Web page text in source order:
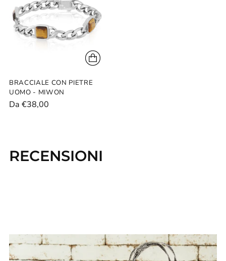
carrello...
BRACCIALE CON PIETRE
UOMO - MIWON
Da €38,00
RECENSIONI